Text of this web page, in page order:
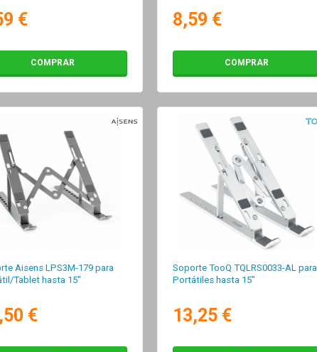
€
COMPRAR
8,59 €
COMPRAR
Aisens LPS3M-179 para
Tablet hasta 15"
€
Soporte TooQ TQLRS0033-AL para
Portátiles hasta 15"
13,25 €